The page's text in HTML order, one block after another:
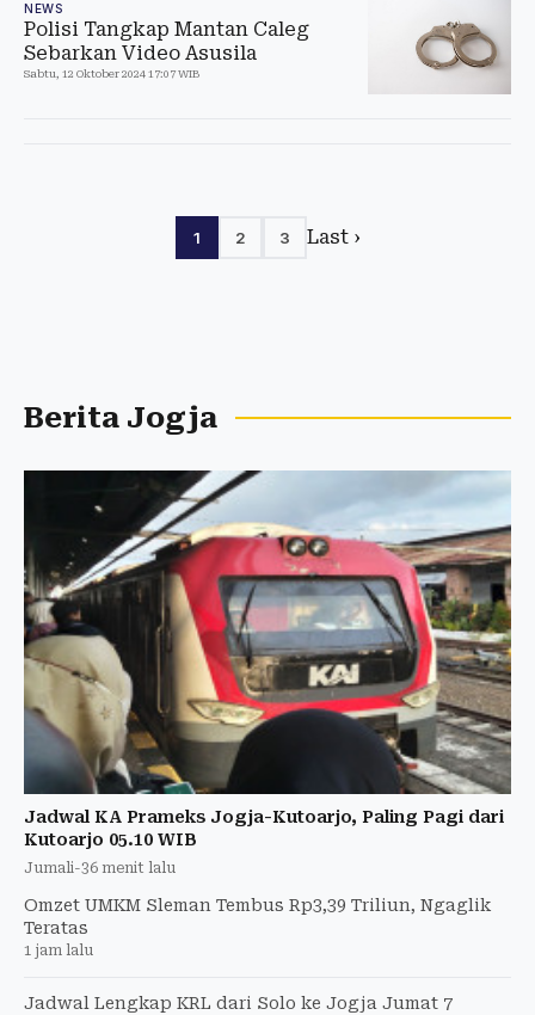
NEWS
Polisi Tangkap Mantan Caleg
Sebarkan Video Asusila
Sabtu, 12 Oktober 2024 17:07 WIB
1 2 3 Last ›
Berita Jogja
Jadwal KA Prameks Jogja-Kutoarjo, Paling Pagi dari
Kutoarjo 05.10 WIB
Jumali-36 menit lalu
Omzet UMKM Sleman Tembus Rp3,39 Triliun, Ngaglik
Teratas
1 jam lalu
Jadwal Lengkap KRL dari Solo ke Jogja Jumat 7